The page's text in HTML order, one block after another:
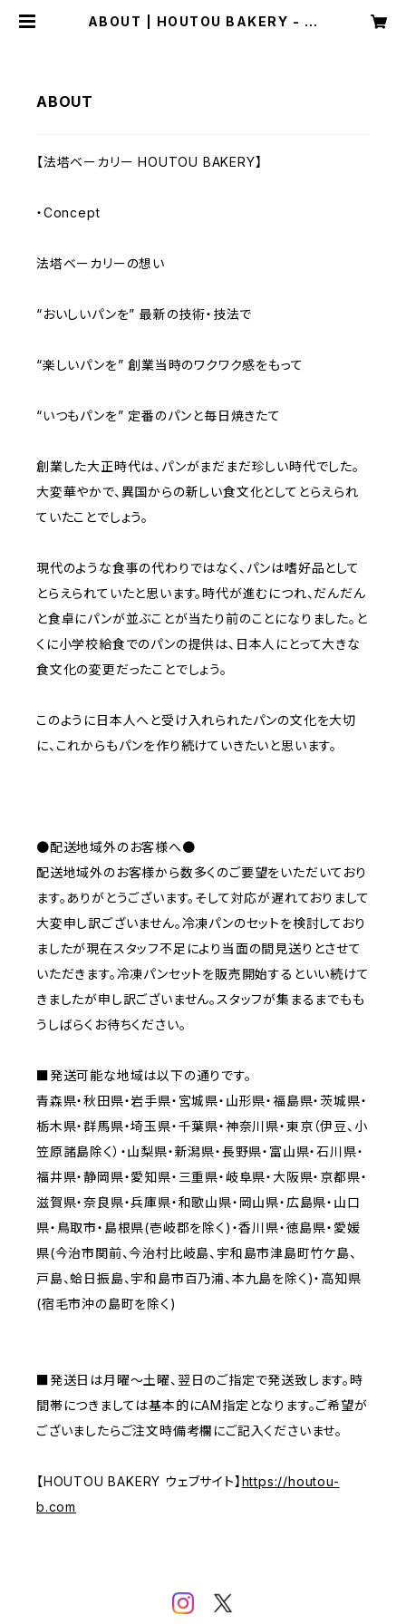
ABOUT | HOUTOU BAKERY - W
ABOUT
【法塔ベーカリー HOUTOU BAKERY】
・Concept
法塔ベーカリーの想い
“おいしいパンを” 最新の技術・技法で
“楽しいパンを” 創業当時のワクワク感をもって
“いつもパンを” 定番のパンと毎日焼きたて
創業した大正時代は、パンがまだまだ珍しい時代でした。
大変華やかで、異国からの新しい食文化としてとらえられ
ていたことでしょう。
現代のような食事の代わりではなく、パンは嗜好品として
とらえられていたと思います。時代が進むにつれ、だんだん
と食卓にパンが並ぶことが当たり前のことになりました。と
くに小学校給食でのパンの提供は、日本人にとって大きな
食文化の変更だったことでしょう。
このように日本人へと受け入れられたパンの文化を大切
に、これからもパンを作り続けていきたいと思います。
●配送地域外のお客様へ●
配送地域外のお客様から数多くのご要望をいただいており
ます。ありがとうございます。そして対応が遅れておりまして
大変申し訳ございません。冷凍パンのセットを検討しており
ましたが現在スタッフ不足により当面の間見送りとさせて
いただきます。冷凍パンセットを販売開始するといい続けて
きましたが申し訳ございません。スタッフが集まるまでもも
うしばらくお待ちください。
■発送可能な地域は以下の通りです。
青森県・秋田県・岩手県・宮城県・山形県・福島県・茨城県・
栃木県・群馬県・埼玉県・千葉県・神奈川県・東京（伊豆、小
笠原諸島除く）・山梨県・新潟県・長野県・富山県・石川県・
福井県・静岡県・愛知県・三重県・岐阜県・大阪県・京都県・
滋賀県・奈良県・兵庫県・和歌山県・岡山県・広島県・山口
県・鳥取市・島根県(壱岐郡を除く)・香川県・徳島県・愛媛
県(今治市関前、今治村比岐島、宇和島市津島町竹ケ島、
戸島、蛤日振島、宇和島市百乃浦、本九島を除く)・高知県
(宿毛市沖の島町を除く)
■発送日は月曜～土曜、翌日のご指定で発送致します。時
間帯につきましては基本的にAM指定となります。ご希望が
ございましたらご注文時備考欄にご記入くださいませ。
【HOUTOU BAKERY ウェブサイト】 https://houtou-
b.com